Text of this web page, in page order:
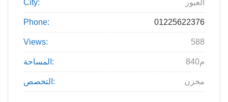
City: العبور
Phone: 01225622376
Views: 588
المساحة: 840م
التخصص: مخزن